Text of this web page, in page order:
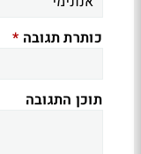
כותרת תגובה *
תוכן התגובה